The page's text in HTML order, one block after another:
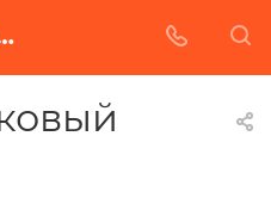
по недорогой цене от Абразивного Завода